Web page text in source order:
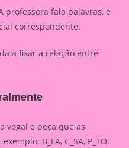
professora fala palavras, e
correspondente.
a fixar a relação entre
vogal e peça que as
B_LA, C_SA, P_TO,